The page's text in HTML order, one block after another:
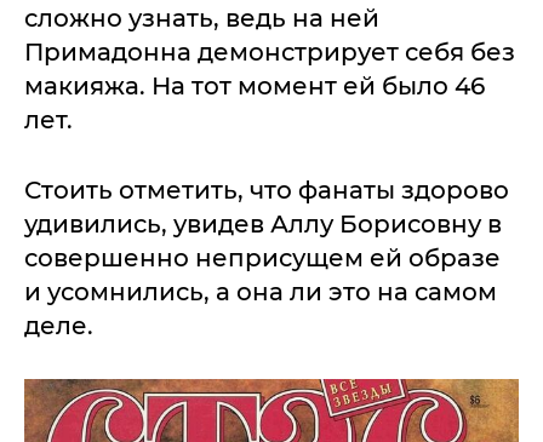
сложно узнать, ведь на ней
Примадонна демонстрирует себя без
макияжа. На тот момент ей было 46
лет.
Стоить отметить, что фанаты здорово
удивились, увидев Аллу Борисовну в
совершенно неприсущем ей образе
и усомнились, а она ли это на самом
деле.